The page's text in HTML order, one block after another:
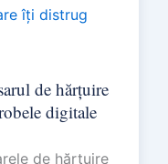
îți distrug
de hărțuire
digitale
de hărțuire